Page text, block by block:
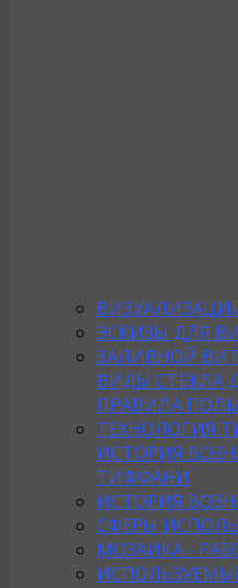
ЭСКИЗЫ ДЛЯ
ЗАЛИВНОЙ
ВИДЫ СТЕКЛА
ПРАВИЛА
ТЕХНОЛОГИЯ
ИСТОРИЯ
ТИФФАНИ
ИСТОРИЯ
СФЕРЫ
МОЗАИКА -